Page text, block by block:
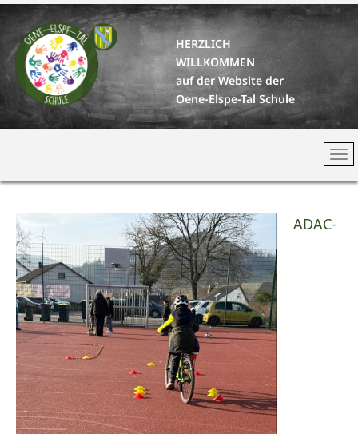
HERZLICH
WILLKOMMEN
auf der Website der
Oene-Elspe-Tal Schule
ADAC-